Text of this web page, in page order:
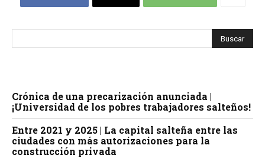
Crónica de una precarización anunciada |
¡Universidad de los pobres trabajadores salteños!
Entre 2021 y 2025 | La capital salteña entre las
ciudades con más autorizaciones para la
construcción privada